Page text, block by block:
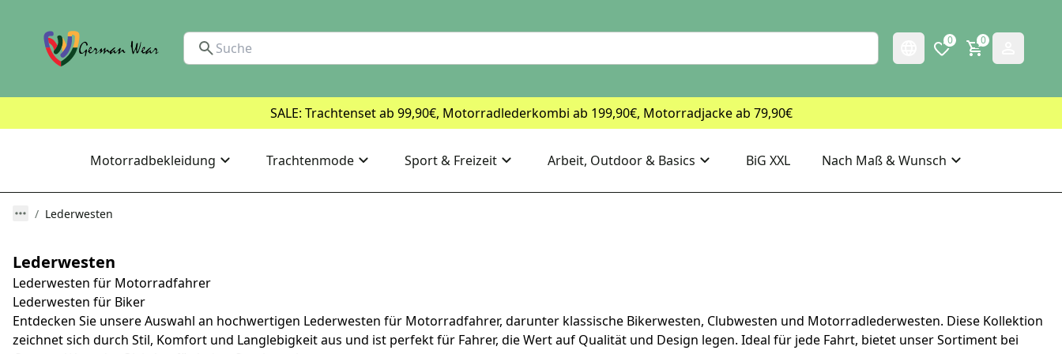
0 0
SALE: Trachtenset ab 99,90€, Motorradlederkombi ab 199,90€, Motorradjacke ab 79,90€
Motorradbekleidung Trachtenmode Sport & Freizeit Arbeit, Outdoor & Basics BiG XXL Nach Maß & Wunsch
Lederwesten
Lederwesten
Lederwesten für Motorradfahrer
Lederwesten für Biker
Entdecken Sie unsere Auswahl an hochwertigen Lederwesten für Motorradfahrer, darunter klassische Bikerwesten, Clubwesten und Motorradlederwesten. Diese Kollektion
zeichnet sich durch Stil, Komfort und Langlebigkeit aus und ist perfekt für Fahrer, die Wert auf Qualität und Design legen. Ideal für jede Fahrt, bietet unser Sortiment bei